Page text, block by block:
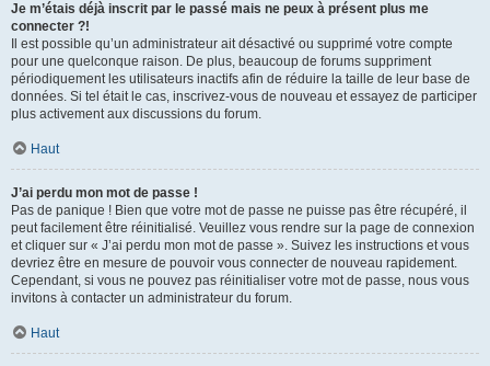
Je m’étais déjà inscrit par le passé mais ne peux à présent plus me
connecter ?!
Il est possible qu’un administrateur ait désactivé ou supprimé votre compte
pour une quelconque raison. De plus, beaucoup de forums suppriment
périodiquement les utilisateurs inactifs afin de réduire la taille de leur base de
données. Si tel était le cas, inscrivez-vous de nouveau et essayez de participer
plus activement aux discussions du forum.
Haut
J’ai perdu mon mot de passe !
Pas de panique ! Bien que votre mot de passe ne puisse pas être récupéré, il
peut facilement être réinitialisé. Veuillez vous rendre sur la page de connexion
et cliquer sur « J’ai perdu mon mot de passe ». Suivez les instructions et vous
devriez être en mesure de pouvoir vous connecter de nouveau rapidement.
Cependant, si vous ne pouvez pas réinitialiser votre mot de passe, nous vous
invitons à contacter un administrateur du forum.
Haut